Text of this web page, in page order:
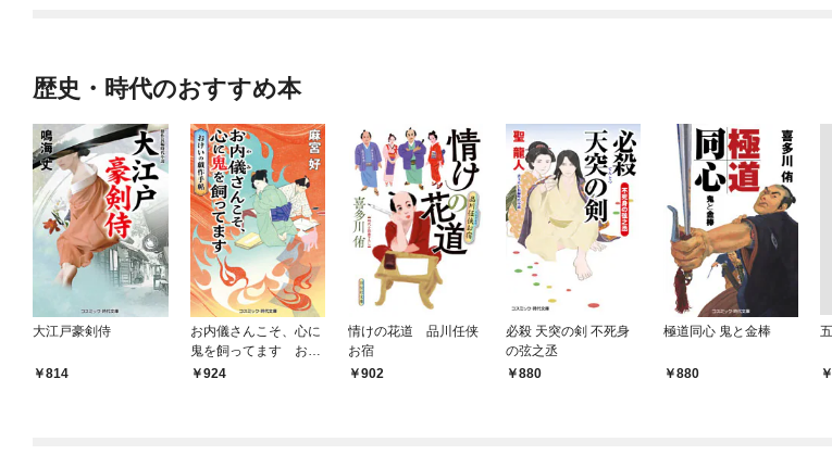
歴史・時代のおすすめ本
大江戸豪剣侍
814
お内儀さんこそ、心に
鬼を飼ってます おけ
いの戯作手帖
924
情けの花道 品川任侠
お宿
902
必殺 天突の剣 不死身
の弦之丞
880
極道同心 鬼と金棒
880